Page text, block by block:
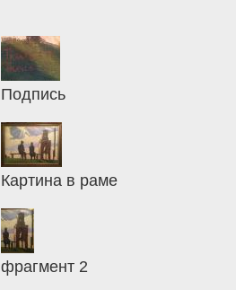
Подпись
Картина в раме
фрагмент 2